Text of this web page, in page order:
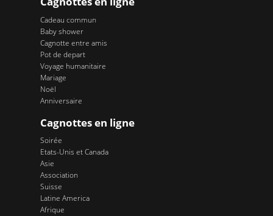
Cadeau commun
Baby shower
Cagnotte entre amis
Pot de depart
Voyage humanitaire
Mariage
Noël
Anniversaire
Cagnottes en ligne
Soirée
Etats-Unis et Canada
Asie
Association
Suisse
Latine America
Afrique